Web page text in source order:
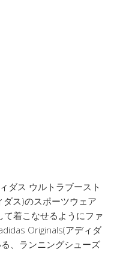
ダス ウルトラブースト
ス)のスポーツウェア
て着こなせるようにファ
Originals(アディダ
、ランニングシューズ